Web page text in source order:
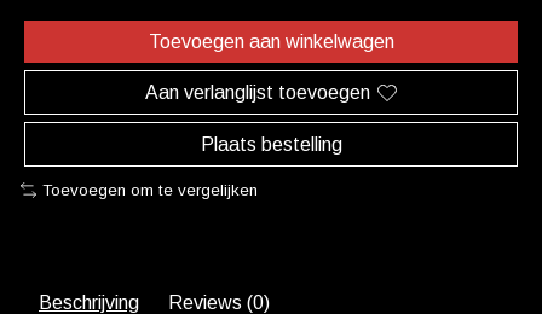
Toevoegen aan winkelwagen
Aan verlanglijst toevoegen
Plaats bestelling
Toevoegen om te vergelijken
Beschrijving Reviews (0)